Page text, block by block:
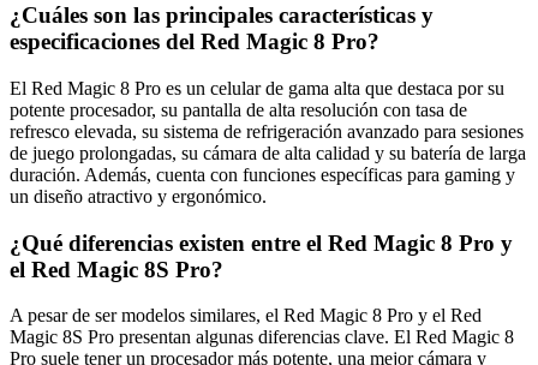
¿Cuáles son las principales características y
especificaciones del Red Magic 8 Pro?
El Red Magic 8 Pro es un celular de gama alta que destaca por su
potente procesador, su pantalla de alta resolución con tasa de
refresco elevada, su sistema de refrigeración avanzado para sesiones
de juego prolongadas, su cámara de alta calidad y su batería de larga
duración. Además, cuenta con funciones específicas para gaming y
un diseño atractivo y ergonómico.
¿Qué diferencias existen entre el Red Magic 8 Pro y
el Red Magic 8S Pro?
A pesar de ser modelos similares, el Red Magic 8 Pro y el Red
Magic 8S Pro presentan algunas diferencias clave. El Red Magic 8
Pro suele tener un procesador más potente, una mejor cámara y